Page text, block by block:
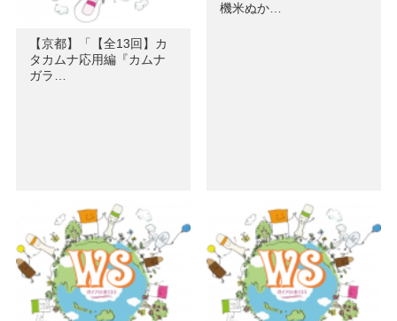
【京都】「【全13回】カ
タカムナ応用編『カムナ
ガラ…
機米ぬか…